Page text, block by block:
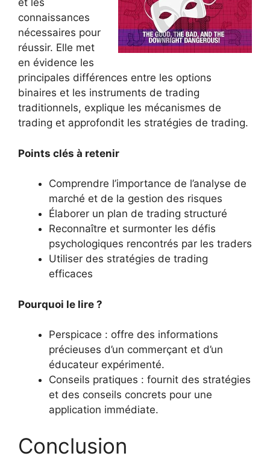
et les
connaissances
nécessaires pour
réussir. Elle met
en évidence les
principales différences entre les options
binaires et les instruments de trading
traditionnels, explique les mécanismes de
trading et approfondit les stratégies de trading.
Points clés à retenir
Comprendre l’importance de l’analyse de
marché et de la gestion des risques
Élaborer un plan de trading structuré
Reconnaître et surmonter les défis
psychologiques rencontrés par les traders
Utiliser des stratégies de trading
efficaces
Pourquoi le lire ?
Perspicace : offre des informations
précieuses d’un commerçant et d’un
éducateur expérimenté.
Conseils pratiques : fournit des stratégies
et des conseils concrets pour une
application immédiate.
Conclusion